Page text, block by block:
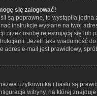
się zalogować!
są poprawne, to wystąpiła
instrukcje wysłane na twój
osobę rejestrującą się lub
Jeżeli taka wiadomość
e-mail jest prawidłowy,
użytkownika i hasło są
witryny, na której